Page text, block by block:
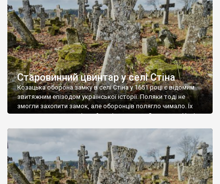
Старовинний цвинтар у селі Стіна
Козацька оборона замку в селі Стіна у 1651 році є відомим
звитяжним епізодом української історії. Поляки тоді не
змогли захопити замок, але оборонців полягло чимало. Їх
поховали на цвинтарі, який тоді називався Замковим. Нині на
ньому чимало хрестів 19 століття, є такі, де епітафії стер […]